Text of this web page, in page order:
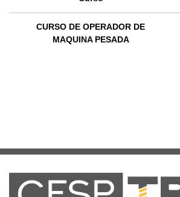
CURSO DE OPERADOR DE
MAQUINA PESADA